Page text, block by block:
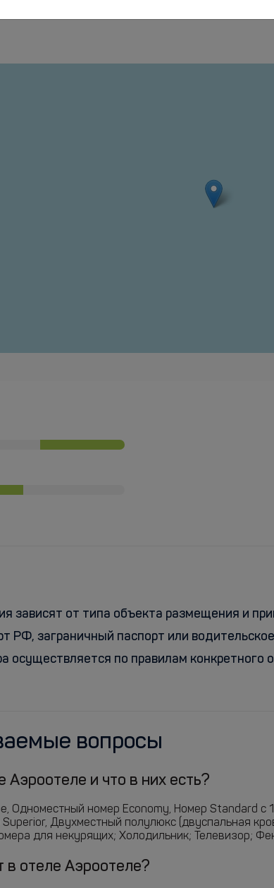
зависят от типа объекта размещения и
РФ, заграничный паспорт или
осуществляется по правилам
вопросы
Аэроотеле и что в них есть?
Одноместный номер Economy, Номер Standard
Двухместный полулюкс (двуспальная
для некурящих; Холодильник; Телевизор;
в отеле Аэроотеле?